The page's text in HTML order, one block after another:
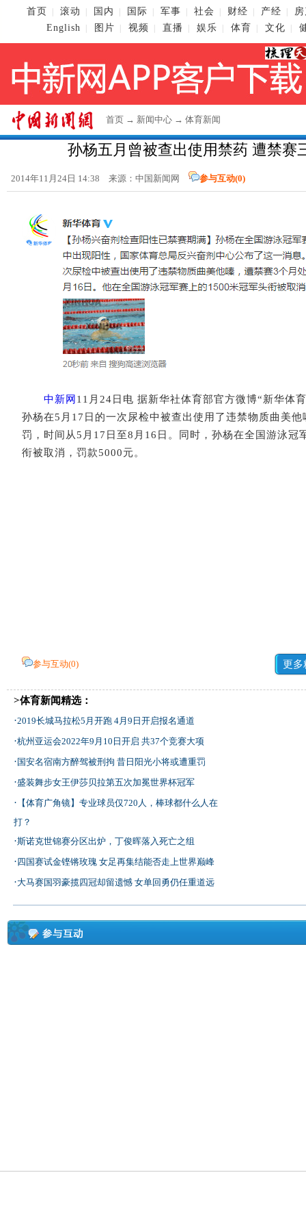
首页 滚动 国内 国际 军事 社会 财经 产经
English
图片 视频 直播 娱乐 体育 文化
首页 → 新闻中心 → 体育新闻
孙杨五月曾被查出使用禁药 遭禁赛
2014年11月24日 14:38 来源： 中国新闻网 参与互动(0)
中新网 11月24日电 据新华社体育部官方微博“新华体
孙杨在5月17日的一次尿检中被查出使用了违禁物质曲美
罚，时间从5月17日至8月16日。同时，孙杨在全国游泳冠
衔被取消，罚款5000元。
参与互动(0) 更多
>体育新闻精选：
·2019长城马拉松5月开跑 4月9日开启报名通道
·杭州亚运会2022年9月10日开启 共37个竞赛大项
·国安名宿南方醉驾被刑拘 昔日阳光小将或遭重罚
·盛装舞步女王伊莎贝拉第五次加冕世界杯冠军
· 【体育广角镜】专业球员仅720人，棒球都什么人在
打？
·斯诺克世锦赛分区出炉，丁俊晖落入死亡之组
·四国赛试金铿锵玫瑰 女足再集结能否走上世界巅峰
·大马赛国羽豪揽四冠却留遗憾 女单回勇仍任重道远